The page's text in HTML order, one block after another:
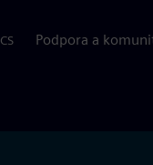
CS Podpora a